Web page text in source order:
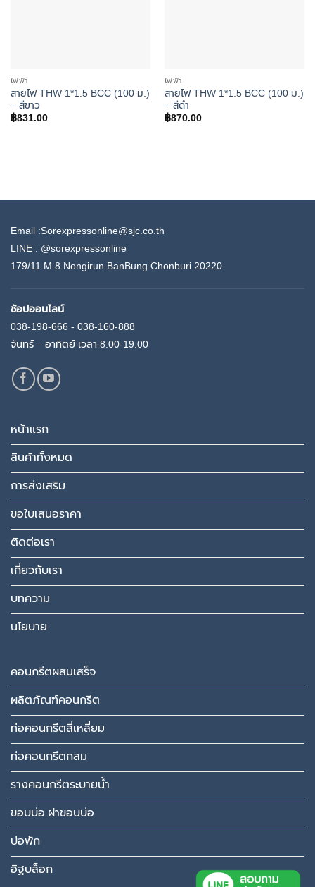
ไฟฟ้า
สายไฟ THW 1*1.5 BCC (100 ม.)
– สีขาว
฿831.00
ไฟฟ้า
สายไฟ THW 1*1.5 BCC (100 ม.)
– สีดำ
฿870.00
Email :Sorexpressonline@sjc.co.th
LINE : @sorexpressonline
179/11 M.8 Nongirun BanBung Chonburi 20220
ช้อปออนไลน์
038-198-666 - 038-160-888
จันทร์ – อาทิตย์ เวลา 8:00-19:00
หน้าแรก
สินค้าทั้งหมด
การส่งเสริม
ขอใบเสนอราคา
ติดต่อเรา
เกี่ยวกับเรา
บทความ
นโยบาย
คอนกรีตผสมเสร็จ
ผลิตภัณฑ์คอนกรีต
ท่อคอนกรีตสี่เหลี่ยม
ท่อคอนกรีตกลม
รางคอนกรีตระบายน้ำ
ขอบบ่อ ฝาขอบบ่อ
บ่อพัก
อิฐบล็อก